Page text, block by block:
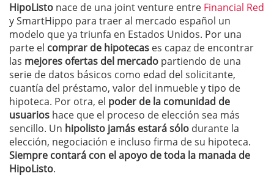
HipoListo nace de una joint venture entre Financial Red
y SmartHippo para traer al mercado español un
modelo que ya triunfa en Estados Unidos. Por una
parte el comprar de hipotecas es capaz de encontrar
las mejores ofertas del mercado partiendo de una
serie de datos básicos como edad del solicitante,
cuantía del préstamo, valor del inmueble y tipo de
hipoteca. Por otra, el poder de la comunidad de
usuarios hace que el proceso de elección sea más
sencillo. Un hipolisto jamás estará sólo durante la
elección, negociación e incluso firma de su hipoteca.
Siempre contará con el apoyo de toda la manada de
HipoListo.